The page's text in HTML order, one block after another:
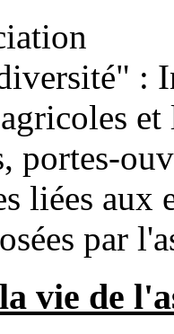
:
portes-
liées aux
par
vie de